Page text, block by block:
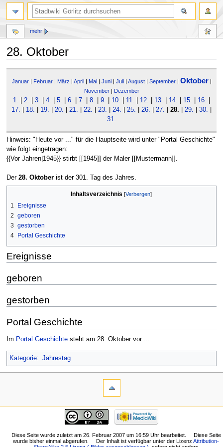
28. Oktober
Navigation
Suche
Januar| Februar| März | April| Mai| Juni| Juli| August| September| Oktober|
November| Dezember
1. 2. 3. 4. 5. 6. 7. 8. 9. 10. 11. 12. 13. 14. 15. 16.
17.
18. 19. 20. 21. 22. 23. 24. 25. 26. 27. 28. 29. 30.
31.
Hinweis: "Heute vor ..." für die Hauptseite wird unter "Portal Geschichte"
wie folgt eingetragen:
{{Vor Jahren|1945}} stirbt [[1945]] der Maler [[Mustermann]].
Der 28. Oktoberist der 301. Tag des Jahres.
Inhaltsverzeichnis
1
Ereignisse
2 geboren
3 gestorben
4
Portal Geschichte
Ereignisse
geboren
gestorben
Portal Geschichte
Im Portal:Geschichtesteht am 28. Oktober vor ...
Kategorie: Jahrestag
mehr
Diese Seite wurde zuletzt am 26. Februar 2007 um 16:59 Uhr bearbeitet.
Diese Seite
wurde bisher einmal abgerufen.
Der Inhalt ist verfügbar unter der LizenzAttribution-